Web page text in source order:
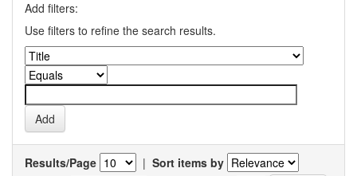
Add filters:
Use filters to refine the search results.
Results/Page | Sort items by